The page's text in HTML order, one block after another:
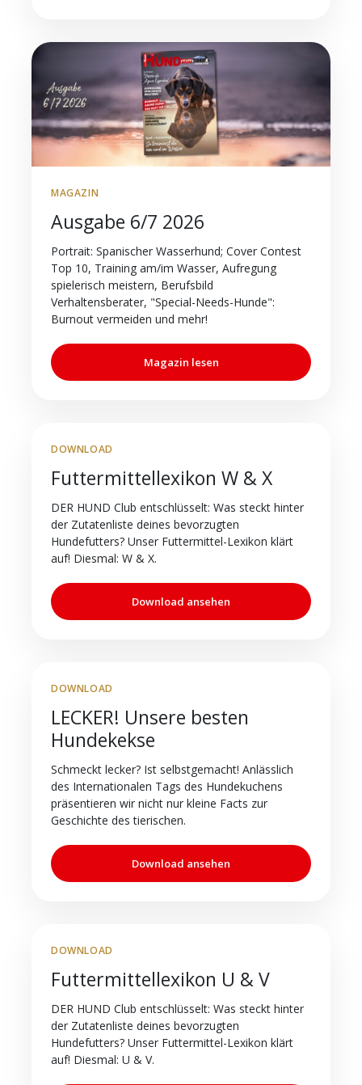
MAGAZIN
Ausgabe 6/7 2026
Portrait: Spanischer Wasserhund; Cover Contest
Top 10, Training am/im Wasser, Aufregung
spielerisch meistern, Berufsbild
Verhaltensberater, "Special-Needs-Hunde":
Burnout vermeiden und mehr!
Magazin lesen
DOWNLOAD
Futtermittellexikon W & X
DER HUND Club entschlüsselt: Was steckt hinter
der Zutatenliste deines bevorzugten
Hundefutters? Unser Futtermittel-Lexikon klärt
auf! Diesmal: W & X.
Download ansehen
DOWNLOAD
LECKER! Unsere besten
Hundekekse
Schmeckt lecker? Ist selbstgemacht! Anlässlich
des Internationalen Tags des Hundekuchens
präsentieren wir nicht nur kleine Facts zur
Geschichte des tierischen.
Download ansehen
DOWNLOAD
Futtermittellexikon U & V
DER HUND Club entschlüsselt: Was steckt hinter
der Zutatenliste deines bevorzugten
Hundefutters? Unser Futtermittel-Lexikon klärt
auf! Diesmal: U & V.